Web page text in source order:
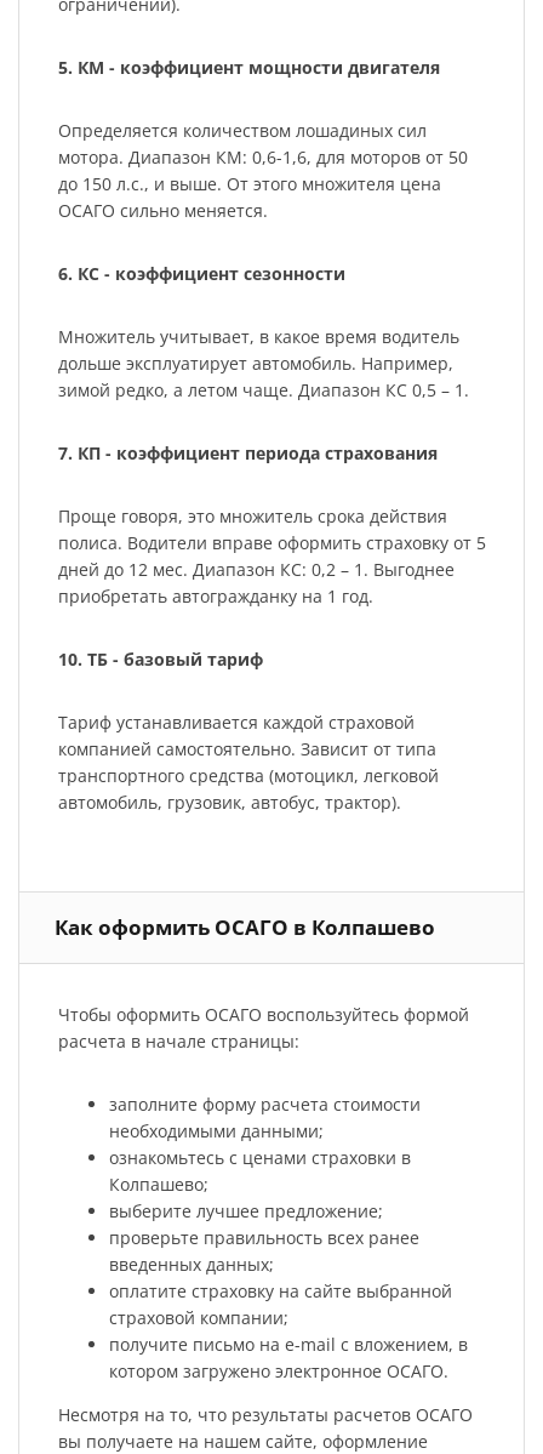
5. КМ - коэффициент мощности двигателя
Определяется количеством лошадиных сил
мотора. Диапазон КМ: 0,6-1,6, для моторов от 50
до 150 л.с., и выше. От этого множителя цена
ОСАГО сильно меняется.
6. КС - коэффициент сезонности
Множитель учитывает, в какое время водитель
дольше эксплуатирует автомобиль. Например,
зимой редко, а летом чаще. Диапазон КС 0,5 – 1.
7. КП - коэффициент периода страхования
Проще говоря, это множитель срока действия
полиса. Водители вправе оформить страховку от 5
дней до 12 мес. Диапазон КС: 0,2 – 1. Выгоднее
приобретать автогражданку на 1 год.
10. ТБ - базовый тариф
Тариф устанавливается каждой страховой
компанией самостоятельно. Зависит от типа
транспортного средства (мотоцикл, легковой
автомобиль, грузовик, автобус, трактор).
Как оформить ОСАГО в Колпашево
Чтобы оформить ОСАГО воспользуйтесь формой
расчета в начале страницы:
заполните форму расчета стоимости
необходимыми данными;
ознакомьтесь с ценами страховки в
Колпашево;
выберите лучшее предложение;
проверьте правильность всех ранее
введенных данных;
оплатите страховку на сайте выбранной
страховой компании;
получите письмо на e-mail с вложением, в
котором загружено электронное ОСАГО.
Несмотря на то, что результаты расчетов ОСАГО
вы получаете на нашем сайте, оформление